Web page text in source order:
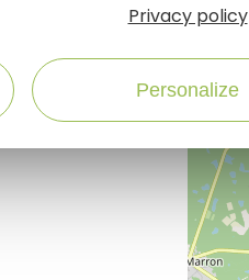
Privacy policy
Personalize